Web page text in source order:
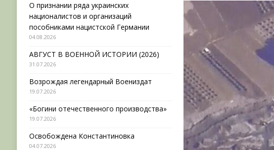
О признании ряда украинских
националистов и организаций
пособниками нацистской Германии
04.08.2026
АВГУСТ В ВОЕННОЙ ИСТОРИИ (2026)
31.07.2026
Возрождая легендарный Воениздат
19.07.2026
«Богини отечественного производства»
19.07.2026
Освобождена Константиновка
04.07.2026